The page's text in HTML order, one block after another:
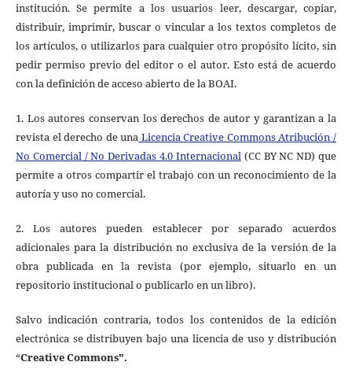
institución. Se permite a los usuarios leer, descargar, copiar,
distribuir, imprimir, buscar o vincular a los textos completos de
los artículos, o utilizarlos para cualquier otro propósito lícito, sin
pedir permiso previo del editor o el autor. Esto está de acuerdo
con la definición de acceso abierto de la BOAI.
1. Los autores conservan los derechos de autor y garantizan a la
revista el derecho de una Licencia Creative Commons Atribución /
No Comercial / No Derivadas 4.0 Internacional(CC BY NC ND) que
permite a otros compartir el trabajo con un reconocimiento de la
autoría y uso no comercial.
2. Los autores pueden establecer por separado acuerdos
adicionales para la distribución no exclusiva de la versión de la
obra publicada en la revista (por ejemplo, situarlo en un
repositorio institucional o publicarlo en un libro).
Salvo indicación contraria, todos los contenidos de la edición
electrónica se distribuyen bajo una licencia de uso y distribución
“Creative Commons".